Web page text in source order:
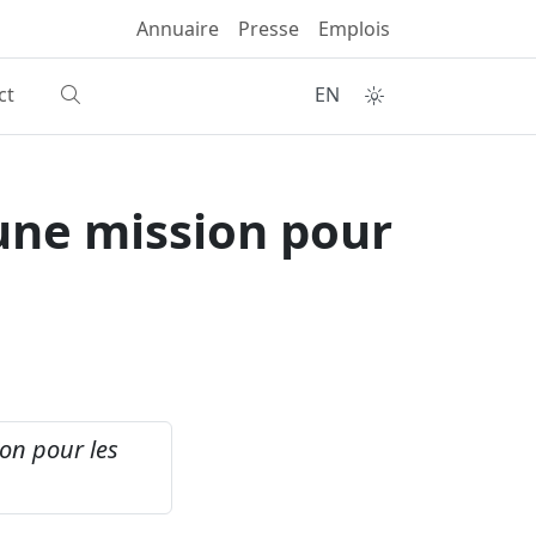
Annuaire Presse Emplois
EN
mission pour
pour les